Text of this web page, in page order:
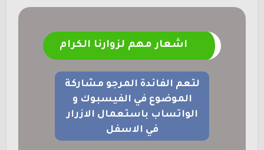
اشعار مهم لزوارنا الكرام
لتعم الفائدة المرجو مشاركة
الموضوع في الفيسبوك و
الواتساب باستعمال الازرار
في الاسفل